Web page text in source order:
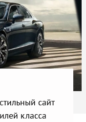
сайт
класса